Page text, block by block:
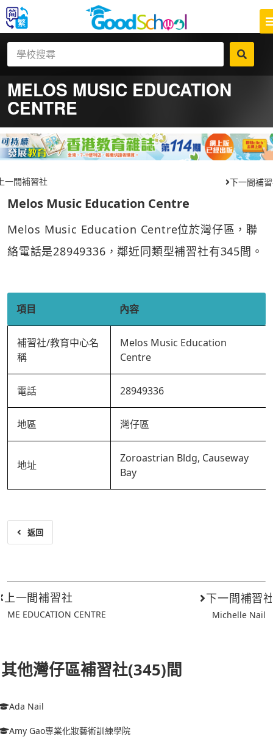
MELOS MUSIC EDUCATION
CENTRE
一間補習社 下一間補
Melos Music Education Centre
Melos Music Education Centre位於灣仔區，聯
絡電話是28949336，鄰近同類型補習社有345間。
項目 內容
補習社/教育中心名
稱
Melos Music Education
Centre
電話 28949336
地區 灣仔區
地址
Zoroastrian Bldg, Causeway
Bay
返回
上一間補習社
ME EDUCATION CENTRE
下一間補習
Michelle Nail
其他灣仔區補習社(345)間
Ada Nail
Amy Gao專業化妝藝術訓練學院